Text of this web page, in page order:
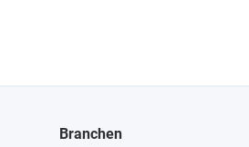
Branchen